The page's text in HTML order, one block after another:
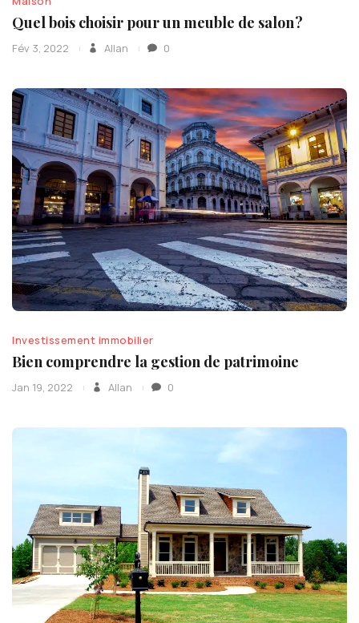
Quel bois choisir pour un meuble de salon ?
Fév 3, 2022 Allan 0
Investissement immobilier
Bien comprendre la gestion de patrimoine
Jan 19, 2022 Allan 0